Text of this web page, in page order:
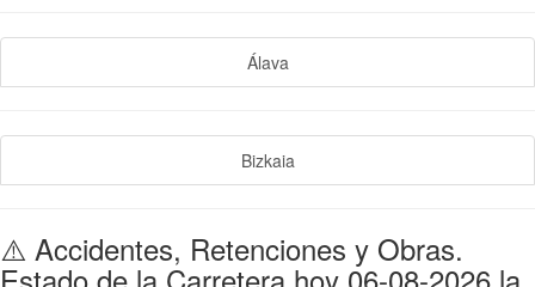
Álava
Bizkaia
⚠️ Accidentes, Retenciones y Obras.